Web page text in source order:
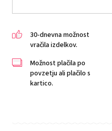
30-dnevna možnost
vračila izdelkov.
Možnost plačila po
povzetju ali plačilo s
kartico.